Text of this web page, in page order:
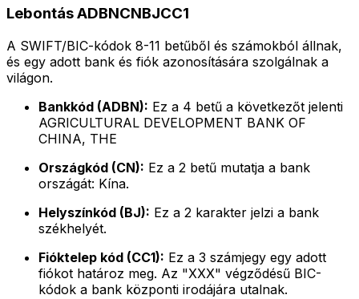
Lebontás ADBNCNBJCC1
A SWIFT/BIC-kódok 8-11 betűből és számokból állnak,
és egy adott bank és fiók azonosítására szolgálnak a
világon.
Bankkód (ADBN): Ez a 4 betű a következőt jelenti
AGRICULTURAL DEVELOPMENT BANK OF
CHINA, THE
Országkód (CN): Ez a 2 betű mutatja a bank
országát: Kína.
Helyszínkód (BJ): Ez a 2 karakter jelzi a bank
székhelyét.
Fióktelep kód (CC1): Ez a 3 számjegy egy adott
fiókot határoz meg. Az "XXX" végződésű BIC-
kódok a bank központi irodájára utalnak.